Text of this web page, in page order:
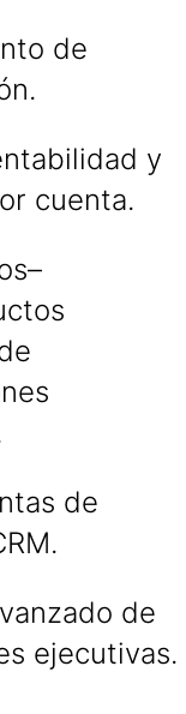
de
y
cuenta.
de
de
ejecutivas.